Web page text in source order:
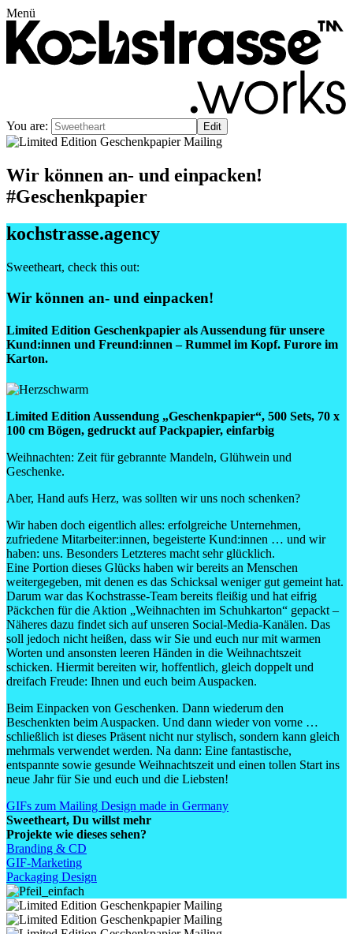
Menü
You are:
Wir können an- und einpacken!
#Geschenkpapier
kochstrasse.agency
Sweetheart, check this out:
Wir können an- und einpacken!
Limited Edition Geschenkpapier als Aussendung für unsere
Kund:innen und Freund:innen – Rummel im Kopf. Furore im
Karton.
Limited Edition Aussendung „Geschenkpapier“, 500 Sets, 70 x
100 cm Bögen, gedruckt auf Packpapier, einfarbig
Weihnachten: Zeit für gebrannte Mandeln, Glühwein und
Geschenke.
Aber, Hand aufs Herz, was sollten wir uns noch schenken?
Wir haben doch eigentlich alles: erfolgreiche Unternehmen,
zufriedene Mitarbeiter:innen, begeisterte Kund:innen … und wir
haben: uns. Besonders Letzteres macht sehr glücklich.
Eine Portion dieses Glücks haben wir bereits an Menschen
weitergegeben, mit denen es das Schicksal weniger gut gemeint hat.
Darum war das Kochstrasse-Team bereits fleißig und hat eifrig
Päckchen für die Aktion „Weihnachten im Schuhkarton“ gepackt –
Näheres dazu findet sich auf unseren Social-Media-Kanälen. Das
soll jedoch nicht heißen, dass wir Sie und euch nur mit warmen
Worten und ansonsten leeren Händen in die Weihnachtszeit
schicken. Hiermit bereiten wir, hoffentlich, gleich doppelt und
dreifach Freude: Ihnen und euch beim Auspacken.
Beim Einpacken von Geschenken. Dann wiederum den
Beschenkten beim Auspacken. Und dann wieder von vorne …
schließlich ist dieses Präsent nicht nur stylisch, sondern kann gleich
mehrmals verwendet werden. Na dann: Eine fantastische,
entspannte sowie gesunde Weihnachtszeit und einen tollen Start ins
neue Jahr für Sie und euch und die Liebsten!
GIFs zum Mailing Design made in Germany
Sweetheart, Du willst mehr
Projekte wie dieses sehen?
Branding & CD
GIF-Marketing
Packaging Design